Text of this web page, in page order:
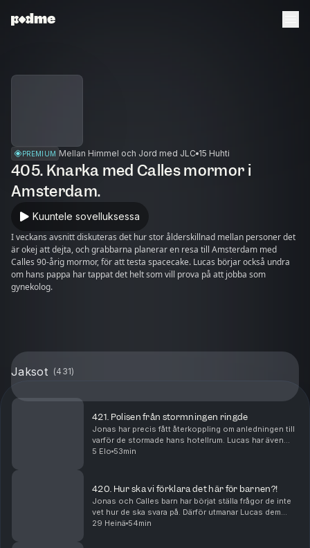
PREMIUM Mellan Himmel och Jord med JLC 15 Huhti
405. Knarka med Calles mormor i
Amsterdam.
Kuuntele sovelluksessa
I veckans avsnitt diskuteras det hur stor ålderskillnad mellan personer det
är okej att dejta, och grabbarna planerar en resa till Amsterdam med
Calles 90-årig mormor, för att testa spacecake. Lucas börjar också undra
om hans pappa har tappat det helt som vill prova på att jobba som
gynekolog.
Jaksot (431)
421. Polisen från stormningen ringde
Jonas har precis fått återkoppling om anledningen till
varför de stormade hans hotellrum. Lucas har även
kommit till insikt varför servicepersonal tycker han är
5 Elo 53min
420. Hur ska vi förklara det här för barnen?!
Jonas och Calles barn har börjat ställa frågor de inte
vet hur de ska svara på. Därför utmanar Lucas dem
med scenarion för att se vad de skulle svara på de
29 Heinä 54min